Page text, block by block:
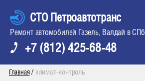
СТО Петроавтотранс
Ремонт автомобилей Газель, Валдай в СПб
+7 (812) 425-68-48
Главная/ климат-контроль